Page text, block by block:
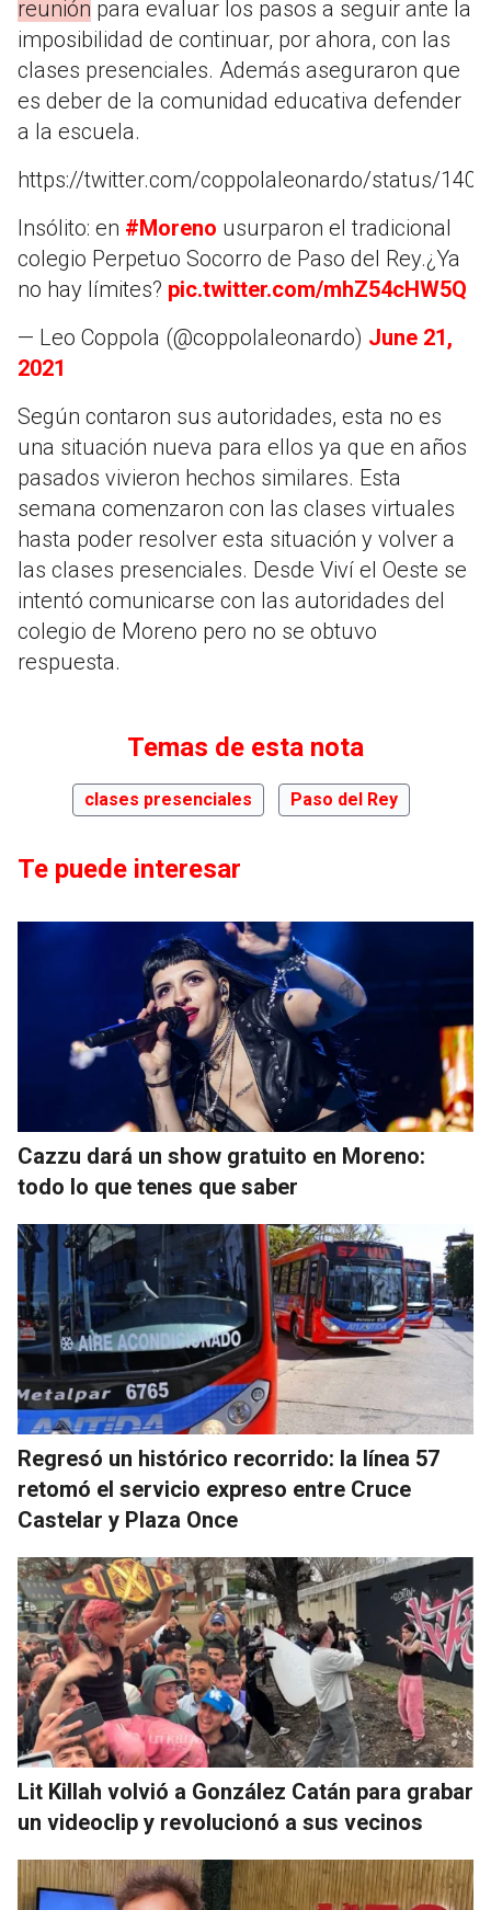
reunión para evaluar los pasos a seguir ante la
imposibilidad de continuar, por ahora, con las
clases presenciales. Además aseguraron que
es deber de la comunidad educativa defender
a la escuela.
https://twitter.com/coppolaleonardo/status/
Insólito: en #Moreno usurparon el tradicional
colegio Perpetuo Socorro de Paso del Rey.¿Ya
no hay límites? pic.twitter.com/mhZ54cHW5Q
— Leo Coppola (@coppolaleonardo) June 21,
2021
Según contaron sus autoridades, esta no es
una situación nueva para ellos ya que en años
pasados vivieron hechos similares. Esta
semana comenzaron con las clases virtuales
hasta poder resolver esta situación y volver a
las clases presenciales. Desde Viví el Oeste se
intentó comunicarse con las autoridades del
colegio de Moreno pero no se obtuvo
respuesta.
Temas de esta nota
clases presenciales Paso del Rey
Te puede interesar
Cazzu dará un show gratuito en Moreno:
todo lo que tenes que saber
Regresó un histórico recorrido: la línea 57
retomó el servicio expreso entre Cruce
Castelar y Plaza Once
Lit Killah volvió a González Catán para grabar
un videoclip y revolucionó a sus vecinos